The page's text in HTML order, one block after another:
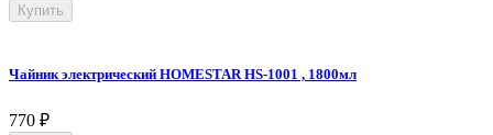
Купить
Чайник электрический HOMESTAR HS-1001 , 1800мл
770 ₽